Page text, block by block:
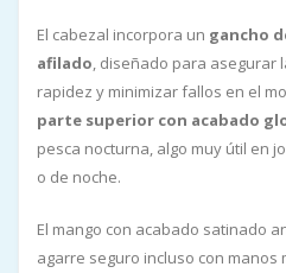
El cabezal incorpora un gancho
afilado, diseñado para asegurar
rapidez y minimizar fallos en el
parte superior con acabado
pesca nocturna, algo muy útil en
o de noche.
El mango con acabado satinado
agarre seguro incluso con manos